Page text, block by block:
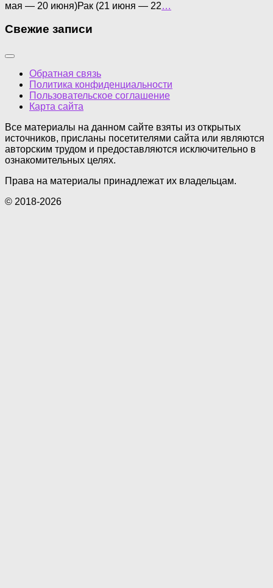
мая — 20 июня)Рак (21 июня — 22…
Свежие записи
Обратная связь
Политика конфиденциальности
Пользовательское соглашение
Карта сайта
Все материалы на данном сайте взяты из открытых
источников, присланы посетителями сайта или являются
авторским трудом и предоставляются исключительно в
ознакомительных целях.
Права на материалы принадлежат их владельцам.
© 2018-2026